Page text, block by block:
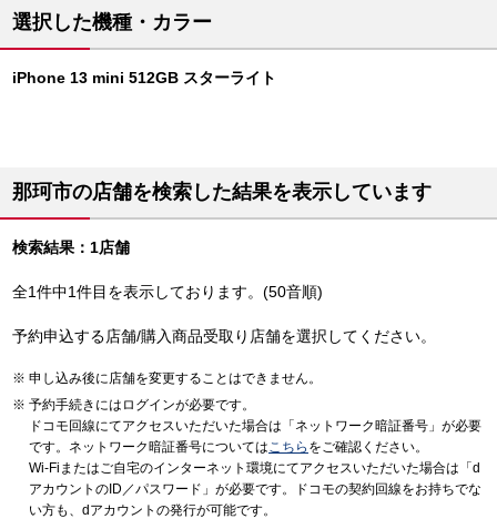
選択した機種・カラー
iPhone 13 mini 512GB スターライト
那珂市の店舗を検索した結果を表示しています
検索結果：1店舗
全1件中1件目を表示しております。(50音順)
予約申込する店舗/購入商品受取り店舗を選択してください。
申し込み後に店舗を変更することはできません。
予約手続きにはログインが必要です。
ドコモ回線にてアクセスいただいた場合は「ネットワーク暗証番号」が必要
です。ネットワーク暗証番号についてはこちら をご確認ください。
Wi-Fiまたはご自宅のインターネット環境にてアクセスいただいた場合は「d
アカウントのID／パスワード」が必要です。ドコモの契約回線をお持ちでな
い方も、dアカウントの発行が可能です。